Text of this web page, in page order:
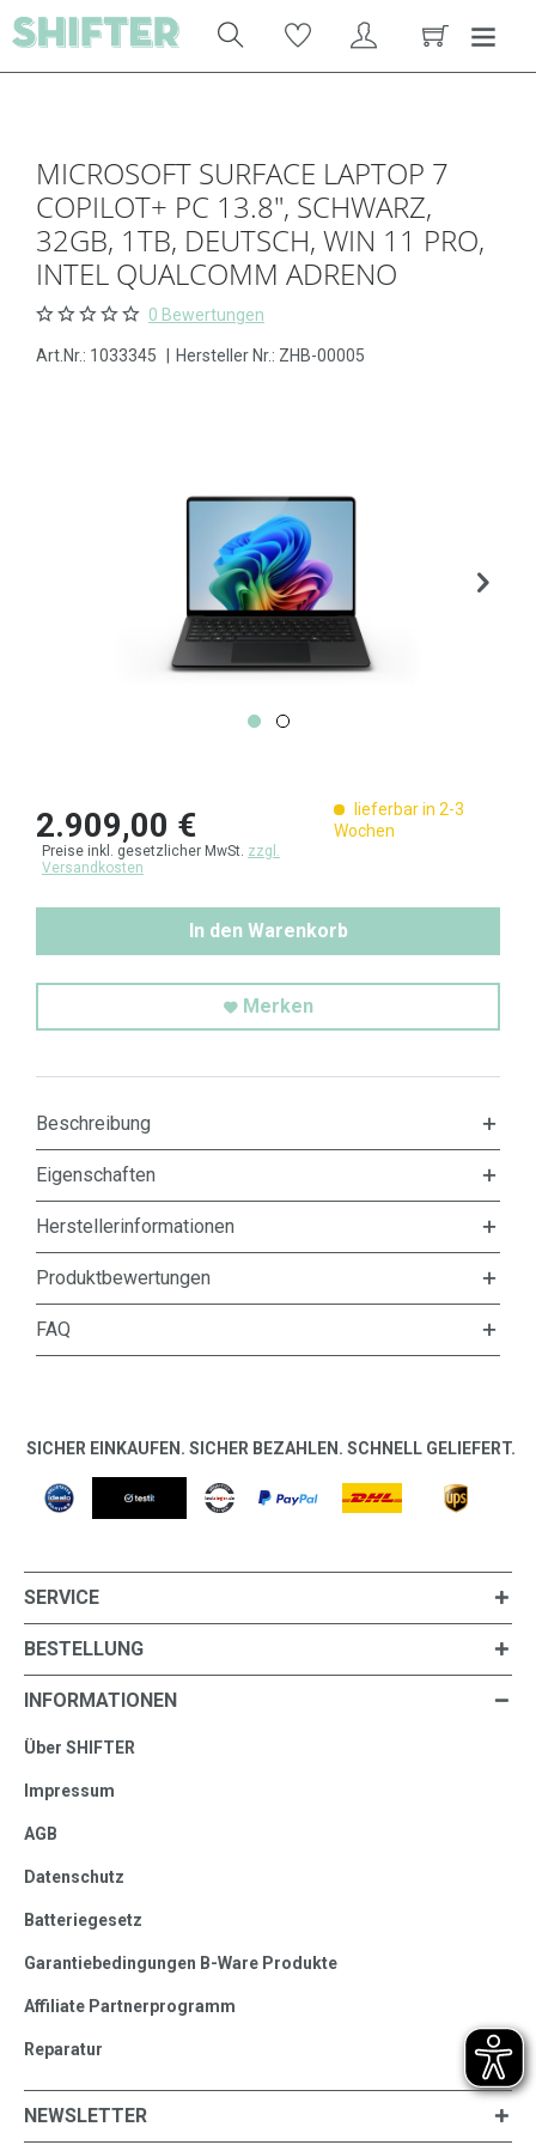
MICROSOFT SURFACE LAPTOP 7
COPILOT+ PC 13.8", SCHWARZ,
32GB, 1TB, DEUTSCH, WIN 11 PRO,
INTEL QUALCOMM ADRENO
0 Bewertungen
Art.Nr.: 1033345 Hersteller Nr.: ZHB-00005
2.909,00 €
Preise inkl. gesetzlicher MwSt. zzgl.
Versandkosten
lieferbar in 2-3
Wochen
In den Warenkorb
Merken
Beschreibung
Eigenschaften
Herstellerinformationen
Produktbewertungen
FAQ
SICHER EINKAUFEN. SICHER BEZAHLEN. SCHNELL GELIEFERT.
SERVICE
BESTELLUNG
INFORMATIONEN
Über SHIFTER
Impressum
AGB
Datenschutz
Batteriegesetz
Garantiebedingungen B-Ware Produkte
Affiliate Partnerprogramm
Reparatur
NEWSLETTER